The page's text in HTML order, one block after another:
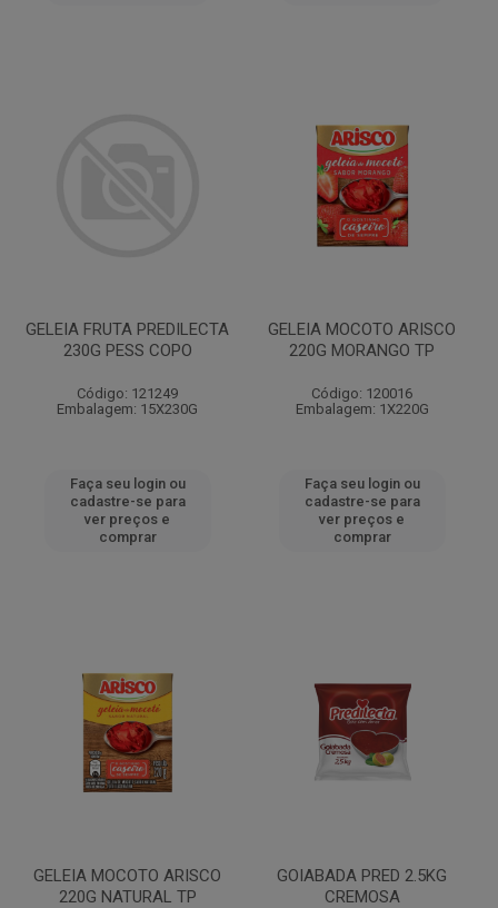
GELEIA FRUTA PREDILECTA
230G PESS COPO
Código: 121249
Embalagem: 15X230G
Faça seu login ou
cadastre-se para
ver preços e
comprar
GELEIA MOCOTO ARISCO
220G MORANGO TP
Código: 120016
Embalagem: 1X220G
Faça seu login ou
cadastre-se para
ver preços e
comprar
GELEIA MOCOTO ARISCO
220G NATURAL TP
GOIABADA PRED 2.5KG
CREMOSA